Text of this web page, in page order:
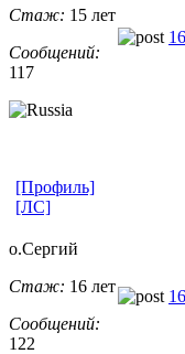
Стаж: 15 лет
Сообщений:
117
[Профиль]
[ЛС]
о.Сергий
Стаж: 16 лет
Сообщений:
122